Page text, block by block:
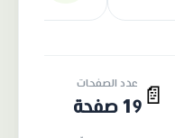
📄
عدد الصفحات
19 صفحة